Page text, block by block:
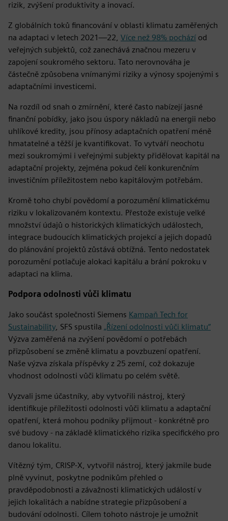
rizik, zvýšení produktivity a inovací.
Z globálních toků financování v oblasti klimatu zaměřených
na adaptaci v letech 2021—22, Více než 98% pochází od
veřejných subjektů, což zanechává značnou mezeru v
zapojení soukromého sektoru. Tato nerovnováha je
částečně způsobena vnímanými riziky a výnosy spojenými s
adaptačními investicemi.
Na rozdíl od snah o zmírnění, které často nabízejí jasné
finanční pobídky, jako jsou úspory nákladů na energii nebo
uhlíkové kredity, jsou přínosy adaptačních opatření méně
hmatatelné a těžší je kvantifikovat. To vytváří neochotu
mezi soukromými i veřejnými subjekty přidělovat kapitál na
adaptační projekty, zejména pokud čelí konkurenčním
investičním příležitostem nebo kapitálovým potřebám.
Kromě toho chybí povědomí a porozumění klimatickému
riziku v lokalizovaném kontextu. Přestože existuje velké
množství údajů o historických klimatických událostech,
integrace budoucích klimatických projekcí a jejich dopadů
do plánování projektů zůstává obtížná. Tento nedostatek
porozumění potlačuje alokaci kapitálu a brání pokroku v
adaptaci na klima.
Podpora odolnosti vůči klimatu
Jako součást společnosti Siemens Kampaň Tech for
Sustainability, SFS spustila „Řízení odolnosti vůči klimatu“
Výzva zaměřená na zvýšení povědomí o potřebách
přizpůsobení se změně klimatu a povzbuzení opatření.
Naše výzva získala příspěvky z 25 zemí, což dokazuje
vhodnost odolnosti vůči klimatu po celém světě.
Vyzvali jsme účastníky, aby vytvořili nástroj, který
identifikuje příležitosti odolnosti vůči klimatu a adaptační
opatření, která mohou podniky přijmout - konkrétně pro
své budovy - na základě klimatického rizika specifického pro
danou lokalitu.
Vítězný tým, CRISP-X, vytvořil nástroj, který jakmile bude
plně vyvinut, poskytne podnikům přehled o
pravděpodobnosti a závažnosti klimatických událostí v
jejich lokalitách a nabídne strategie přizpůsobení a
budování odolnosti. Cílem tohoto nástroje je umožnit